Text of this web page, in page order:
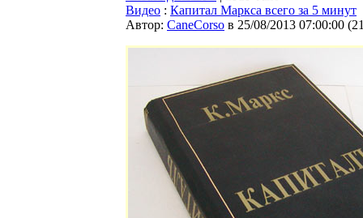
Видео : Капитал Маркса всего за 5 минут
Автор: CaneCorso в 25/08/2013 07:00:00 (